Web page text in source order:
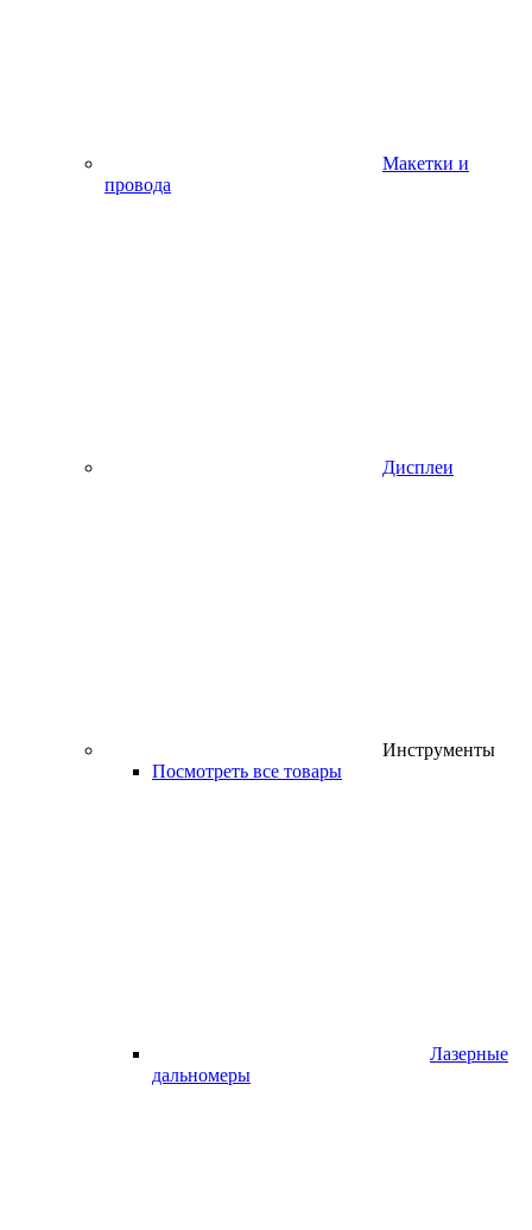
Макетки и
провода
Дисплеи
Инструменты
Посмотреть все товары
Лазерные
дальномеры